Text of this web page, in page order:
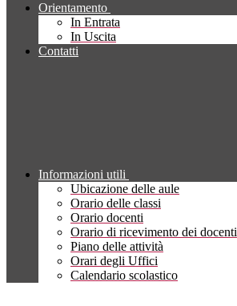
Orientamento
In Entrata
In Uscita
Contatti
Informazioni utili
Ubicazione delle aule
Orario delle classi
Orario docenti
Orario di ricevimento dei docenti
Piano delle attività
Orari degli Uffici
Calendario scolastico